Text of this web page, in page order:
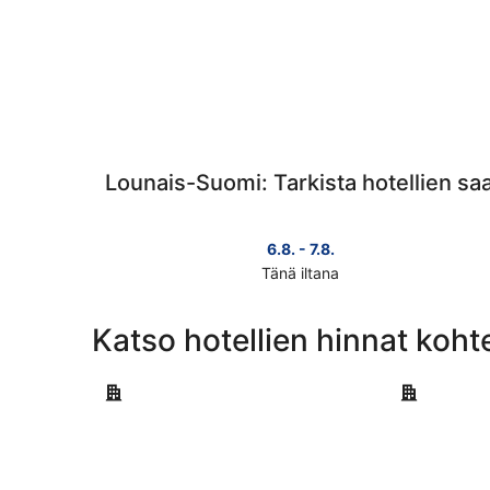
Lounais-Suomi: Tarkista hotellien
6.8. - 7.8.
Tänä iltana
Lounais-
Suomi
Katso hotellien hinnat
Turku Naantali